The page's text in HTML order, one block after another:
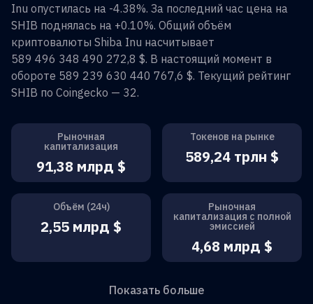
Inu опустилась на -4.38%. За последний час цена на
SHIB поднялась на +0.10%. Общий объём
криптовалюты Shiba Inu насчитывает
589 496 348 490 272,8 $. В настоящий момент в
обороте 589 239 630 440 767,6 $. Текущий рейтинг
SHIB по Coingecko — 32.
Рыночная
капитализация
91,38 млрд $
Токенов на рынке
589,24 трлн $
Объём (24ч)
2,55 млрд $
Рыночная
капитализация с полной
эмиссией
4,68 млрд $
Показать больше